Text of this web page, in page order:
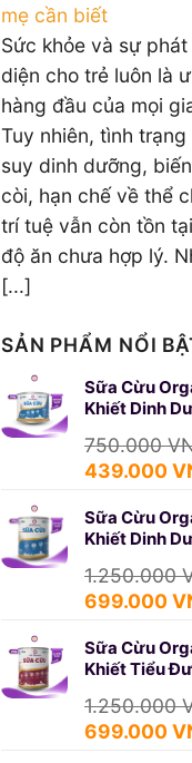
mẹ cần biết
Sức khỏe và sự
diện cho trẻ luôn là
hàng đầu của mọi
Tuy nhiên, tình trạng
suy dinh dưỡng,
còi, hạn chế về thể
trí tuệ vẫn còn tồn
độ ăn chưa hợp lý.
[...]
SẢN PHẨM NỔI
Sữa Cừu
Khiết Dinh
750.000
Giá
là:
750.000
439.000
Sữa Cừu
Khiết Dinh
1.250.000
Giá
là:
1.250.000
699.000
Sữa Cừu
Khiết Tiểu
1.250.000
Giá
699.000